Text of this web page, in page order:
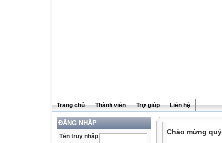
Trang chủ Thành viên Trợ giúp Liên hệ
ĐĂNG NHẬP
Tên truy nhập
Chào mừng